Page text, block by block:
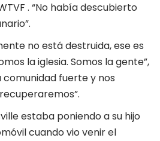
. “No había descubierto
no está destruida, ese es
la iglesia. Somos la gente”,
comunidad fuerte y nos
estaba poniendo a su hijo
cuando vio venir el